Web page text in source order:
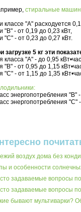
стиральные
классе "А" расходуется
"В" - от 0,19 до 0,23 кВт,
"С" - от 0,23 до 0,27 кВт.
загрузке 5 кг эти
класса "А" - до 0,95
"В" - от 0,95 до 1,15
"С" - от 1,15 до 1,35
энергопотребления "В"
энергопотребления "С"
воздух дома без
и особенности
задаваемые вопросы
задаваемые вопросы
бывают мультиварки?